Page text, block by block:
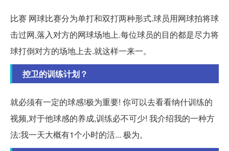
比赛 网球比赛分为单打和双打两种形式.球员用网球拍将球
击过网,落入对方的网球场地上.每位球员的目的都是尽力将
球打倒对方的场地上去.就这样一来一。
控卫的训练计划？
就必须有一定的球感!极为重要! 你可以去看看纳什训练的
视频,对于他球感的养成,训练必不可少! 我介绍我的一种方
法:我一天大概有1个小时的活... 极为。